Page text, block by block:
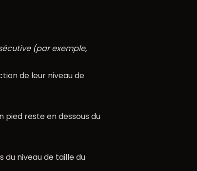
(par exemple,
de leur niveau de
pied reste en dessous du
du niveau de taille du